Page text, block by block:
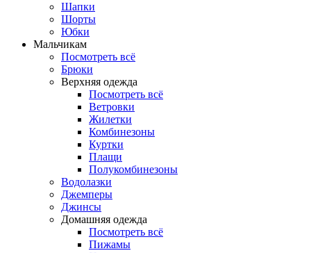
Шапки
Шорты
Юбки
Мальчикам
Посмотреть всё
Брюки
Верхняя одежда
Посмотреть всё
Ветровки
Жилетки
Комбинезоны
Куртки
Плащи
Полукомбинезоны
Водолазки
Джемперы
Джинсы
Домашняя одежда
Посмотреть всё
Пижамы